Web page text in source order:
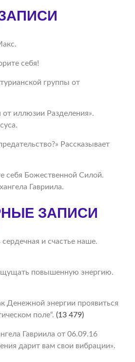
себя!
группы от
от иллюзии Разделения».
Рассказывает
себя Божественной Силой.
Гавриила.
ЗАПИСИ
и счастье наше.
повышенную энергию.
Денежной энергии проявиться
поле“. (13 479)
Гавриила от 06.09.16
дарит вам свои вибрации».